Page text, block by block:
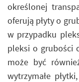
określonej
oferują płyty o
w przypadku
pleksi o grubości
może być
wytrzymałe